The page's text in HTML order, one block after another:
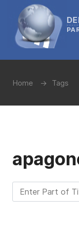
Home Tags
Enter Part of